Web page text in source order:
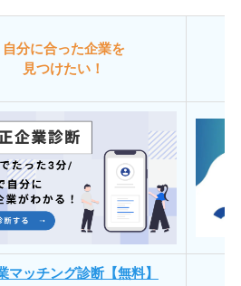
自分に合った企業を
見つけたい！
マッチング診断【無料】